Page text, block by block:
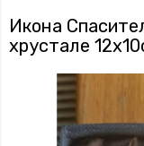
Икона
хрустале